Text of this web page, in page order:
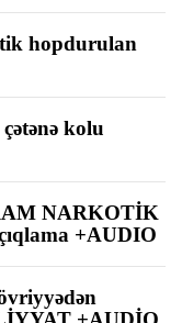
hopdurulan
kolu
NARKOTİK
+AUDIO